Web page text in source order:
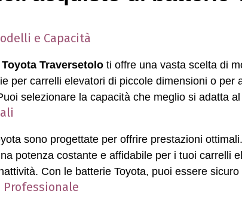
e Capacità
Traversetolo ti offre una vasta scelta di
per carrelli elevatori di piccole dimensioni o
selezionare la capacità che meglio si adatta
sono progettate per offrire prestazioni
potenza costante e affidabile per i tuoi carrelli
Con le batterie Toyota, puoi essere
Professionale